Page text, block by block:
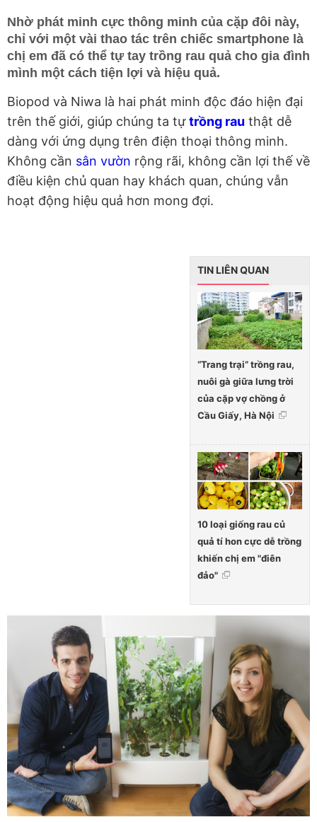
Nhờ phát minh cực thông minh của cặp đôi này,
chỉ với một vài thao tác trên chiếc smartphone là
chị em đã có thể tự tay trồng rau quả cho gia đình
mình một cách tiện lợi và hiệu quả.
Biopod và Niwa là hai phát minh độc đáo hiện đại
trên thế giới, giúp chúng ta tựtrồng rau thật dễ
dàng với ứng dụng trên điện thoại thông minh.
Không cần sân vườn rộng rãi, không cần lợi thế về
điều kiện chủ quan hay khách quan, chúng vẫn
hoạt động hiệu quả hơn mong đợi.
TIN LIÊN QUAN
“Trang trại” trồng rau,
nuôi gà giữa lưng trời
của cặp vợ chồng ở
Cầu Giấy, Hà Nội
10 loại giống rau củ
quả tí hon cực dễ trồng
khiến chị em "điên
đảo"